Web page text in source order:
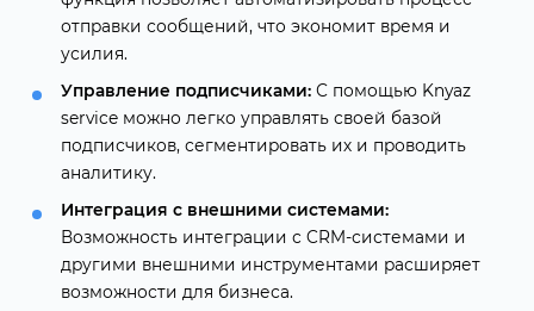
отправки сообщений, что экономит время и
усилия.
Управление подписчиками:С помощью Knyaz
service можно легко управлять своей базой
подписчиков, сегментировать их и проводить
аналитику.
Интеграция с внешними системами:
Возможность интеграции с CRM-системами и
другими внешними инструментами расширяет
возможности для бизнеса.